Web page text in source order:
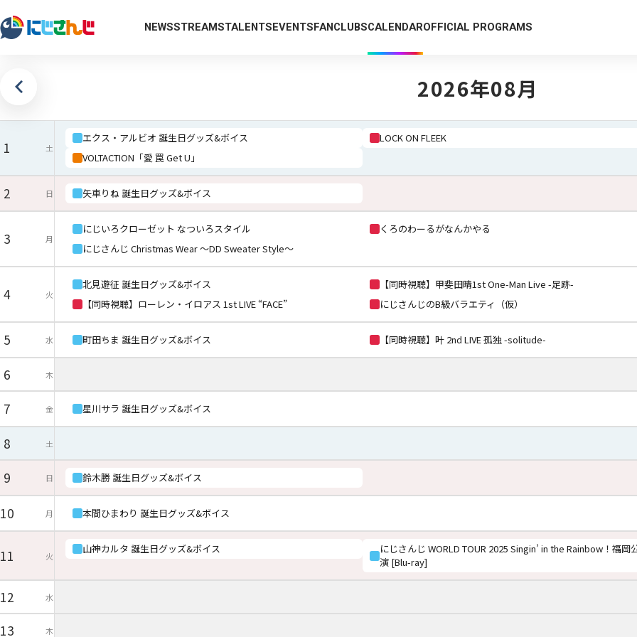
NEWSSTREAMSTALENTSEVENTSFANCLUBSCALENDAROFFICIAL PROGRAMS
2026年08月
1 土
エクス・アルビオ 誕生日グッズ&ボイス
LOCK ON FLEEK
VOLTACTION「愛 罠 Get U」
2 日 矢車りね 誕生日グッズ&ボイス
3 月
にじいろクローゼット なついろスタイル
くろのわーるがなんかやる
にじさんじ Christmas Wear 〜DD Sweater Style〜
4 火
北見遊征 誕生日グッズ&ボイス
【同時視聴】甲斐田晴1st One-Man Live -足跡-
【同時視聴】ローレン・イロアス 1st LIVE “FACE”
にじさんじのB級バラエティ（仮）
5 水 町田ちま 誕生日グッズ&ボイス 【同時視聴】叶 2nd LIVE 孤独 -solitude-
6 木
7 金 星川サラ 誕生日グッズ&ボイス
8 土
9 日 鈴木勝 誕生日グッズ&ボイス
10 月 本間ひまわり 誕生日グッズ&ボイス
11 火
山神カルタ 誕生日グッズ&ボイス
にじさんじ WORLD TOUR 2025 Singin’ in the Rainbow！福岡
演 [Blu-ray]
12 水
13 木